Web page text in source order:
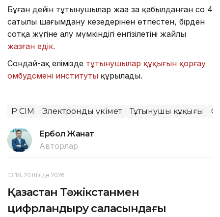
Бұған дейін тұтынушылар жаңа заң қабылданған соң 4
сатылы шағымдану кезеңдерінен өтпестен, бірден
сотқа жүгіне алу мүмкіндігі енгізілетіні жайлы
жазған едік.
Сондай-ақ елімізде тұтынушылар құқығын қорғау
омбудсмені институты құрылады.
ҚР СІМ Электронды үкімет Тұтынушы құқығы
Ербол Жанат
Авторлар
13:18, 20 Шілде 2026
Қазақстан Тәжікстанмен
цифрландыру саласындағы